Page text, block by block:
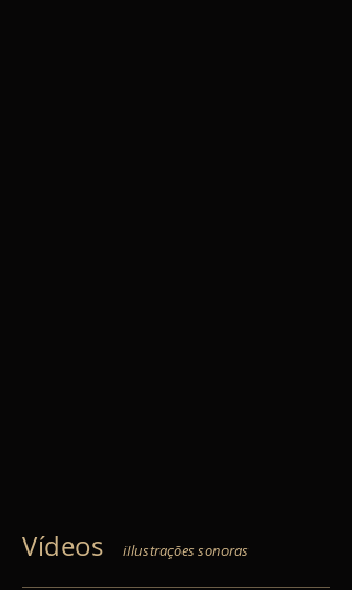
Vídeos iIlustrações sonoras